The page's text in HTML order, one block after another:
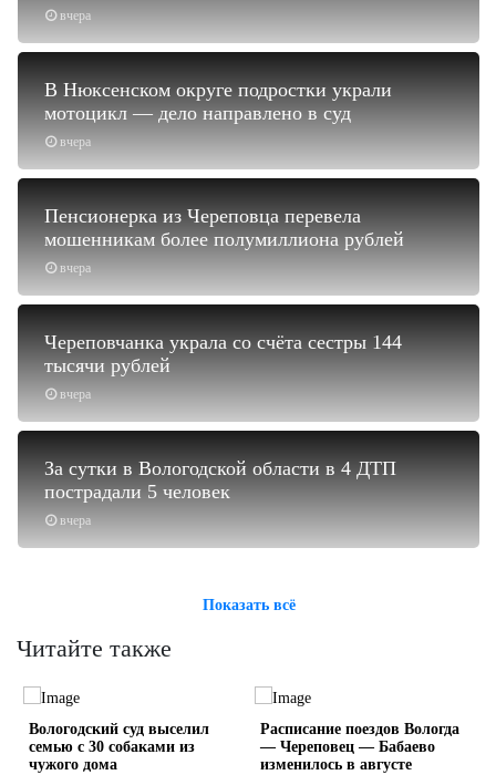
вчера
вчера
В Нюксенском округе подростки украли
мотоцикл — дело направлено в суд
вчера
Пенсионерка из Череповца перевела
мошенникам более полумиллиона рублей
вчера
Череповчанка украла со счёта сестры 144
тысячи рублей
вчера
За сутки в Вологодской области в 4 ДТП
пострадали 5 человек
Показать всё
Читайте также
Вологодский суд выселил
семью с 30 собаками из
чужого дома
Расписание поездов Вологда
— Череповец — Бабаево
изменилось в августе